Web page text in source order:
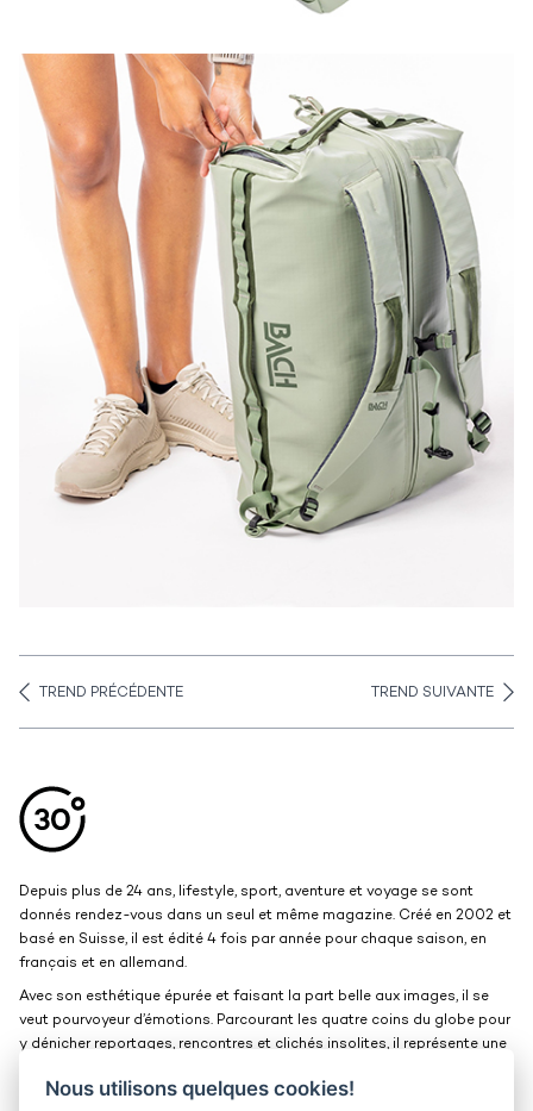
TREND PRÉCÉDENTE TREND SUIVANTE
Depuis plus de 24 ans, lifestyle, sport, aventure et voyage se sont
donnés rendez-vous dans un seul et même magazine. Créé en 2002 et
basé en Suisse, il est édité 4 fois par année pour chaque saison, en
français et en allemand.
Avec son esthétique épurée et faisant la part belle aux images, il se
veut pourvoyeur d’émotions. Parcourant les quatre coins du globe pour
y dénicher reportages, rencontres et clichés insolites, il représente une
Nous utilisons quelques cookies!